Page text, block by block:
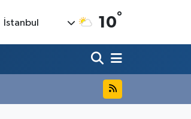
İstanbul 10°